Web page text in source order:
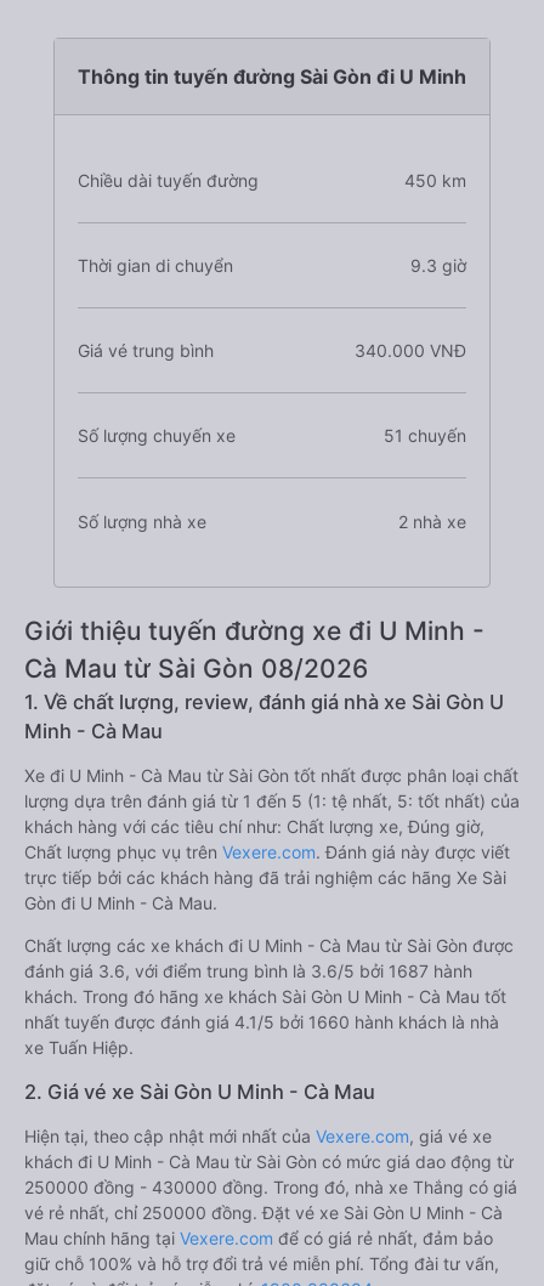
Thông tin tuyến đường Sài Gòn đi U Minh
Chiều dài tuyến đường 450 km
Thời gian di chuyển 9.3 giờ
Giá vé trung bình 340.000 VNĐ
Số lượng chuyến xe 51 chuyến
Số lượng nhà xe 2 nhà xe
Giới thiệu tuyến đường xe đi U Minh -
Cà Mau từ Sài Gòn 08/2026
1. Về chất lượng, review, đánh giá nhà xe Sài Gòn U
Minh - Cà Mau
Xe đi U Minh - Cà Mau từ Sài Gòn tốt nhất được phân loại chất
lượng dựa trên đánh giá từ 1 đến 5 (1: tệ nhất, 5: tốt nhất) của
khách hàng với các tiêu chí như: Chất lượng xe, Đúng giờ,
Chất lượng phục vụ trên Vexere.com. Đánh giá này được viết
trực tiếp bởi các khách hàng đã trải nghiệm các hãng Xe Sài
Gòn đi U Minh - Cà Mau.
Chất lượng các xe khách đi U Minh - Cà Mau từ Sài Gòn được
đánh giá 3.6, với điểm trung bình là 3.6/5 bởi 1687 hành
khách. Trong đó hãng xe khách Sài Gòn U Minh - Cà Mau tốt
nhất tuyến được đánh giá 4.1/5 bởi 1660 hành khách là nhà
xe Tuấn Hiệp.
2. Giá vé xe Sài Gòn U Minh - Cà Mau
Hiện tại, theo cập nhật mới nhất của Vexere.com, giá vé xe
khách đi U Minh - Cà Mau từ Sài Gòn có mức giá dao động từ
250000 đồng - 430000 đồng. Trong đó, nhà xe Thắng có giá
vé rẻ nhất, chỉ 250000 đồng. Đặt vé xe Sài Gòn U Minh - Cà
Mau chính hãng tại Vexere.com để có giá rẻ nhất, đảm bảo
giữ chỗ 100% và hỗ trợ đổi trả vé miễn phí. Tổng đài tư vấn,